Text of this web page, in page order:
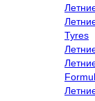
Tyres